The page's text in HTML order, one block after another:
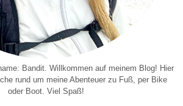
Bandit. Willkommen auf meinem Blog! Hier
rund um meine Abenteuer zu Fuß, per Bike
oder Boot. Viel Spaß!